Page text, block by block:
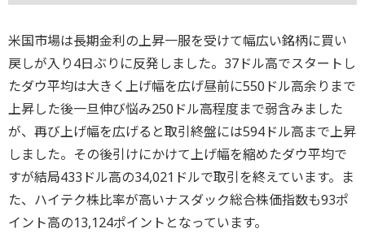
米国市場は長期金利の上昇一服を受けて幅広い銘柄に買い
戻しが入り4日ぶりに反発しました。37ドル高でスタートし
たダウ平均は大きく上げ幅を広げ昼前に550ドル高余りまで
上昇した後一旦伸び悩み250ドル高程度まで弱含みました
が、再び上げ幅を広げると取引終盤には594ドル高まで上昇
しました。その後引けにかけて上げ幅を縮めたダウ平均で
すが結局433ドル高の34,021ドルで取引を終えています。ま
た、ハイテク株比率が高いナスダック総合株価指数も93ポ
イント高の13,124ポイントとなっています。